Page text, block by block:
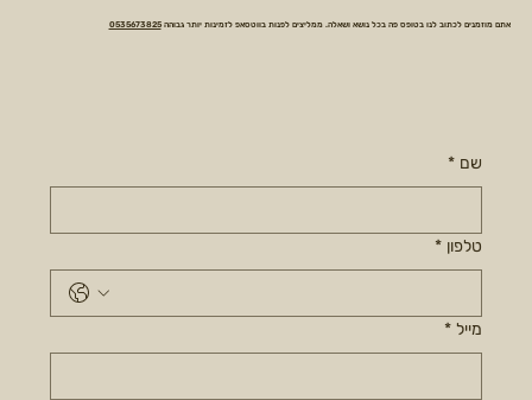
אתם מוזמנים לכתוב לנו בטופס פה בכל נושא ושאלה. ממליצים לפנות בווטסאפ לזמינות יותר גבוהה0535673825
שם *
טלפון *
מייל *